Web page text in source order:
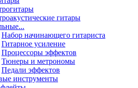
гитары
Набор начинающего гитариста
Гитарное усиление
Процессоры эффектов
Тюнеры и метрономы
Педали эффектов
инструменты